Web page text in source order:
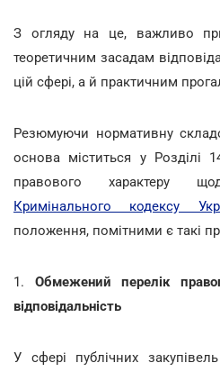
З огляду на це, важливо
теоретичним засадам
цій сфері, а й практичним
Резюмуючи нормативну
основа міститься у Розділі
правового характеру
Кримінального кодексу
положення, помітними є такі
1. Обмежений перелік
відповідальність
У сфері публічних